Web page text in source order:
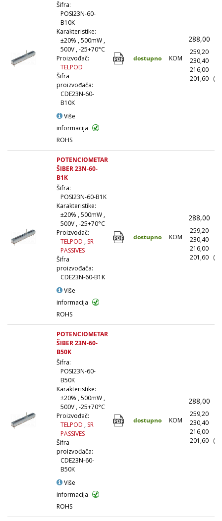
Šifra:
POSI23N-60-
B10K
Karakteristike:
±20% , 500mW ,
500V , -25+70°C
Proizvođač:
TELPOD
Šifra
proizvođača:
CDE23N-60-
B10K
Više
informacija
ROHS
dostupno KOM
288,00
259,20
230,40
216,00
201,60
POTENCIOMETAR
ŠIBER 23N-60-
B1K
Šifra:
POSI23N-60-B1K
Karakteristike:
±20% , 500mW ,
500V , -25+70°C
Proizvođač:
TELPOD , SR
PASSIVES
Šifra
proizvođača:
CDE23N-60-B1K
Više
informacija
ROHS
dostupno KOM
288,00
259,20
230,40
216,00
201,60
POTENCIOMETAR
ŠIBER 23N-60-
B50K
Šifra:
POSI23N-60-
B50K
Karakteristike:
±20% , 500mW ,
500V , -25+70°C
Proizvođač:
TELPOD , SR
PASSIVES
Šifra
proizvođača:
CDE23N-60-
B50K
Više
informacija
ROHS
dostupno KOM
288,00
259,20
230,40
216,00
201,60